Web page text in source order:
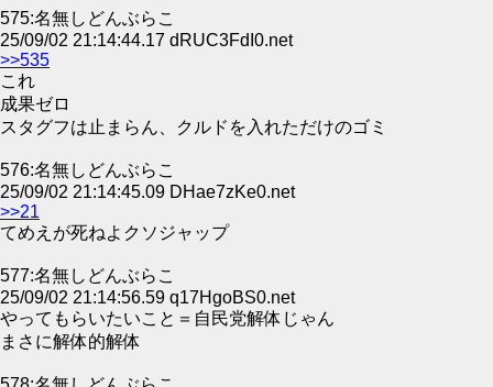
575:名無しどんぶらこ
25/09/02 21:14:44.17 dRUC3FdI0.net
>>535
これ
成果ゼロ
スタグフは止まらん、クルドを入れただけのゴミ
576:名無しどんぶらこ
25/09/02 21:14:45.09 DHae7zKe0.net
>>21
てめえが死ねよクソジャップ
577:名無しどんぶらこ
25/09/02 21:14:56.59 q17HgoBS0.net
やってもらいたいこと＝自民党解体じゃん
まさに解体的解体